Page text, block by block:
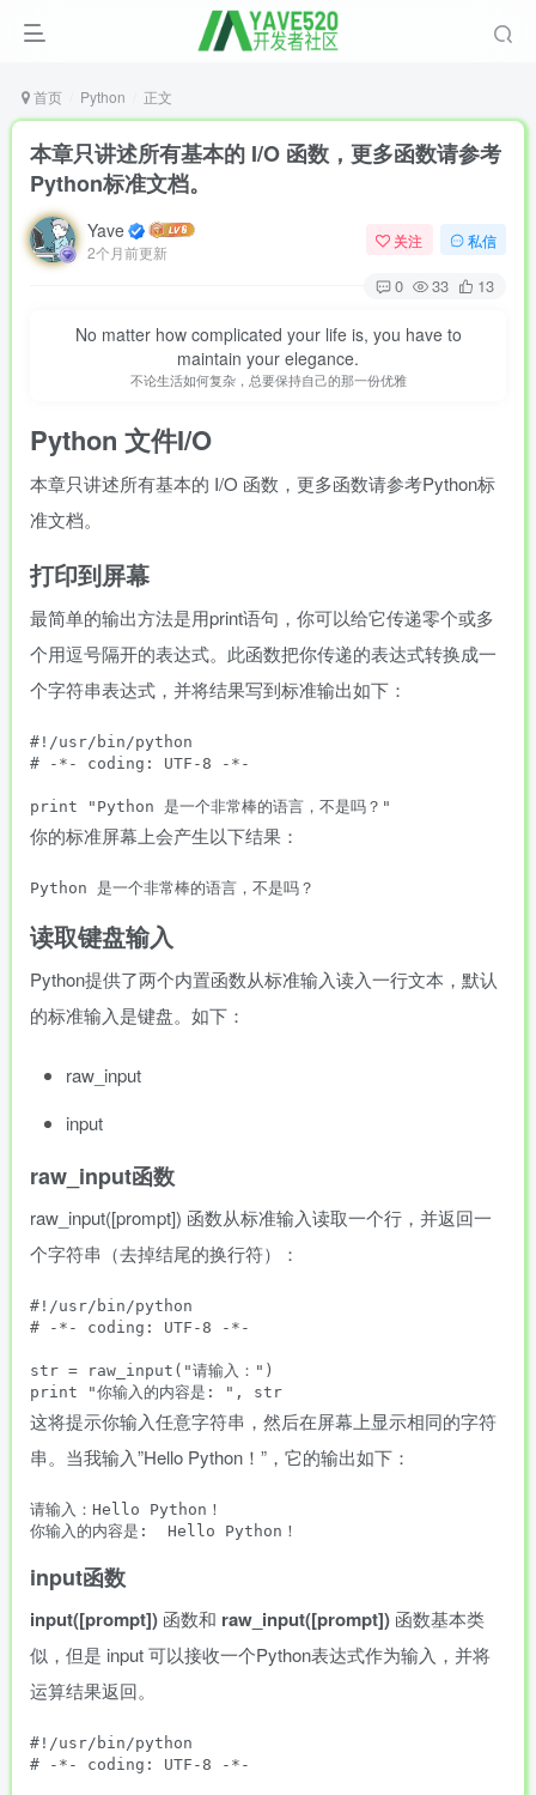
首页 Python 正文
本章只讲述所有基本的 I/O 函数，更多函数请参考
Python标准文档。
Yave
2个月前更新
关注 私信
0 33 13
No matter how complicated your life is, you have to
maintain your elegance.
不论生活如何复杂，总要保持自己的那一份优雅
Python 文件I/O
本章只讲述所有基本的 I/O 函数，更多函数请参考Python标
准文档。
打印到屏幕
最简单的输出方法是用print语句，你可以给它传递零个或多
个用逗号隔开的表达式。此函数把你传递的表达式转换成一
个字符串表达式，并将结果写到标准输出如下：
#!/usr/bin/python
# -*- coding: UTF-8 -*-
你的标准屏幕上会产生以下结果：
读取键盘输入
Python提供了两个内置函数从标准输入读入一行文本，默认
的标准输入是键盘。如下：
raw_input
input
raw_input函数
raw_input([prompt]) 函数从标准输入读取一个行，并返回一
个字符串（去掉结尾的换行符）：
#!/usr/bin/python
# -*- coding: UTF-8 -*-
str = raw_input("请输入：")
这将提示你输入任意字符串，然后在屏幕上显示相同的字符
串。当我输入”Hello Python！”，它的输出如下：
请输入：Hello Python！
input函数
input([prompt]) 函数和 raw_input([prompt]) 函数基本类
似，但是 input 可以接收一个Python表达式作为输入，并将
运算结果返回。
#!/usr/bin/python
# -*- coding: UTF-8 -*-